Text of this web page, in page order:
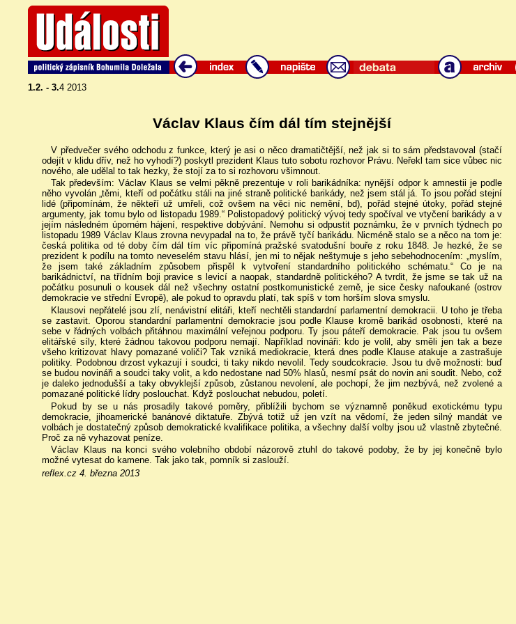
1.2. - 3.4 2013
Václav Klaus čím dál tím stejnější
V předvečer svého odchodu z funkce, který je asi o něco dramatičtější, než jak si to sám představoval (stačí
odejít v klidu dřív, než ho vyhodí?) poskytl prezident Klaus tuto sobotu rozhovor Právu. Neřekl tam sice vůbec nic
nového, ale udělal to tak hezky, že stojí za to si rozhovoru všimnout.
Tak především: Václav Klaus se velmi pěkně prezentuje v roli barikádníka: nynější odpor k amnestii je podle
něho vyvolán „těmi, kteří od počátku stáli na jiné straně politické barikády, než jsem stál já. To jsou pořád stejní
lidé (připomínám, že někteří už umřeli, což ovšem na věci nic nemění, bd), pořád stejné útoky, pořád stejné
argumenty, jak tomu bylo od listopadu 1989.“ Polistopadový politický vývoj tedy spočíval ve vtyčení barikády a v
jejím následném úporném hájení, respektive dobývání. Nemohu si odpustit poznámku, že v prvních týdnech po
listopadu 1989 Václav Klaus zrovna nevypadal na to, že právě tyčí barikádu. Nicméně stalo se a něco na tom je:
česká politika od té doby čím dál tím víc připomíná pražské svatodušní bouře z roku 1848. Je hezké, že se
prezident k podílu na tomto neveselém stavu hlásí, jen mi to nějak neštymuje s jeho sebehodnocením: „myslím,
že jsem také základním způsobem přispěl k vytvoření standardního politického schématu.“ Co je na
barikádnictví, na třídním boji pravice s levicí a naopak, standardně politického? A tvrdit, že jsme se tak už na
počátku posunuli o kousek dál než všechny ostatní postkomunistické země, je sice česky nafoukané (ostrov
demokracie ve střední Evropě), ale pokud to opravdu platí, tak spíš v tom horším slova smyslu.
Klausovi nepřátelé jsou zlí, nenávistní elitáři, kteří nechtěli standardní parlamentní demokracii. U toho je třeba
se zastavit. Oporou standardní parlamentní demokracie jsou podle Klause kromě barikád osobnosti, které na
sebe v řádných volbách přitáhnou maximální veřejnou podporu. Ty jsou páteří demokracie. Pak jsou tu ovšem
elitářské síly, které žádnou takovou podporu nemají. Například novináři: kdo je volil, aby směli jen tak a beze
všeho kritizovat hlavy pomazané voliči? Tak vzniká mediokracie, která dnes podle Klause atakuje a zastrašuje
politiky. Podobnou drzost vykazují i soudci, ti taky nikdo nevolil. Tedy soudcokracie. Jsou tu dvě možnosti: buď
se budou novináři a soudci taky volit, a kdo nedostane nad 50% hlasů, nesmí psát do novin ani soudit. Nebo, což
je daleko jednodušší a taky obvyklejší způsob, zůstanou nevolení, ale pochopí, že jim nezbývá, než zvolené a
pomazané politické lídry poslouchat. Když poslouchat nebudou, poletí.
Pokud by se u nás prosadily takové poměry, přiblížili bychom se významně poněkud exotickému typu
demokracie, jihoamerické banánové diktatuře. Zbývá totiž už jen vzít na vědomí, že jeden silný mandát ve
volbách je dostatečný způsob demokratické kvalifikace politika, a všechny další volby jsou už vlastně zbytečné.
Proč za ně vyhazovat peníze.
Václav Klaus na konci svého volebního období názorově ztuhl do takové podoby, že by jej konečně bylo
možné vytesat do kamene. Tak jako tak, pomník si zaslouží.
reflex.cz 4. března 2013